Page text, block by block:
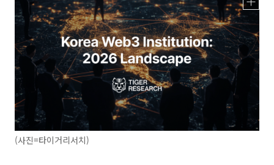
(사진=타이거리서치)